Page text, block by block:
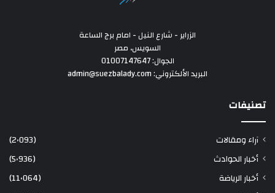
الزراير - شارع النيل - امام برج الساعة
السويس، مصر
الجوال: 01007147647
البريد الألكتروني: admin@suezbalady.com
تصنيفات
آراء ومقالات
(2٬093)
أخبار الحوادث
(5٬936)
أخبار الرياضة
(11٬064)